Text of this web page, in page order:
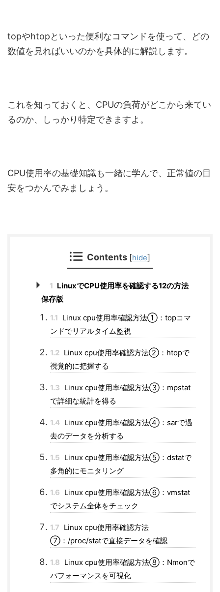
topやhtopといった便利なコマンドを使って、どの
数値を見ればいいのかを具体的に解説します。
これを知っておくと、CPUの負荷がどこから来てい
るのか、しっかり特定できますよ。
CPU使用率の基礎知識も一緒に学んで、正常値の目
安をつかんでみましょう。
Contents [hide]
1 LinuxでCPU使用率を確認する12の方法
保存版
1.1 Linux cpu使用率確認方法①：topコマ
ンドでリアルタイム監視
1.2 Linux cpu使用率確認方法②：htopで
視覚的に把握する
1.3 Linux cpu使用率確認方法③：mpstat
で詳細な統計を得る
1.4 Linux cpu使用率確認方法④：sarで過
去のデータを分析する
1.5 Linux cpu使用率確認方法⑤：dstatで
多角的にモニタリング
1.6 Linux cpu使用率確認方法⑥：vmstat
でシステム全体をチェック
1.7 Linux cpu使用率確認方法
⑦：/proc/statで直接データを確認
1.8 Linux cpu使用率確認方法⑧：Nmonで
パフォーマンスを可視化